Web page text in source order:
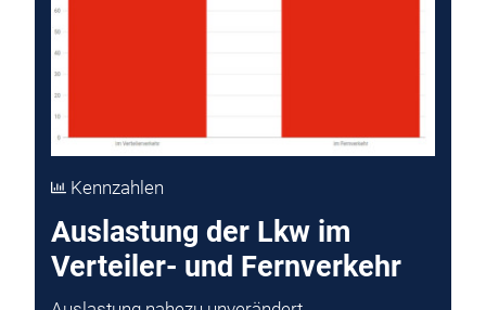
Kennzahlen
Auslastung der Lkw im
Verteiler- und Fernverkehr